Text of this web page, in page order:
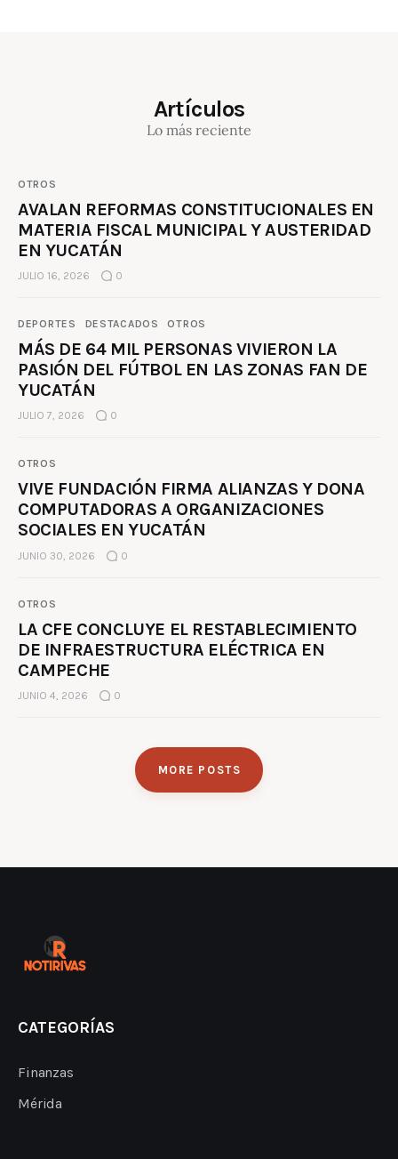
Artículos
Lo más reciente
OTROS
AVALAN REFORMAS CONSTITUCIONALES EN
MATERIA FISCAL MUNICIPAL Y AUSTERIDAD
EN YUCATÁN
JULIO 16, 2026 0
DEPORTES DESTACADOS OTROS
MÁS DE 64 MIL PERSONAS VIVIERON LA
PASIÓN DEL FÚTBOL EN LAS ZONAS FAN DE
YUCATÁN
JULIO 7, 2026 0
OTROS
VIVE FUNDACIÓN FIRMA ALIANZAS Y DONA
COMPUTADORAS A ORGANIZACIONES
SOCIALES EN YUCATÁN
JUNIO 30, 2026 0
OTROS
LA CFE CONCLUYE EL RESTABLECIMIENTO
DE INFRAESTRUCTURA ELÉCTRICA EN
CAMPECHE
JUNIO 4, 2026 0
MORE POSTS
CATEGORÍAS
Finanzas
Mérida